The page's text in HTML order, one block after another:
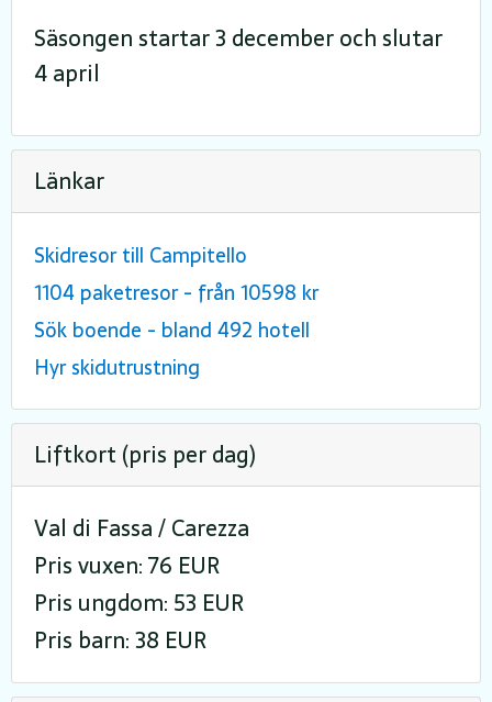
Säsongen startar 3 december och slutar
4 april
Länkar
Skidresor till Campitello
1104 paketresor - från 10598 kr
Sök boende - bland 492 hotell
Hyr skidutrustning
Liftkort (pris per dag)
Val di Fassa / Carezza
Pris vuxen: 76 EUR
Pris ungdom: 53 EUR
Pris barn: 38 EUR